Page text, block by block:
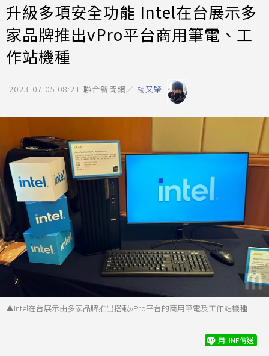
升級多項安全功能 Intel在台展示多
家品牌推出vPro平台商用筆電、工
作站機種
2023-07-05 08:21 聯合新聞網／ 楊又肇
▲Intel在台展示由多家品牌推出搭載vPro平台的商用筆電及工作站機種
用LINE傳送